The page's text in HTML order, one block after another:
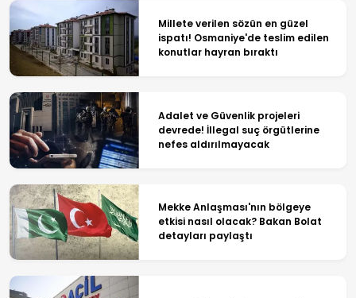
Millete verilen sözün en güzel
ispatı! Osmaniye'de teslim edilen
konutlar hayran bıraktı
Adalet ve Güvenlik projeleri
devrede! İllegal suç örgütlerine
nefes aldırılmayacak
Mekke Anlaşması'nın bölgeye
etkisi nasıl olacak? Bakan Bolat
detayları paylaştı